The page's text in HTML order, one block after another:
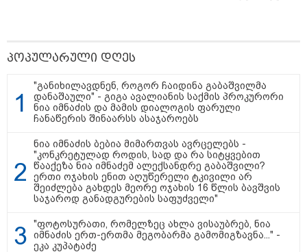
11:36 / 08-08-2026
პოპულარული დღეს
"განიხილავდნენ, როგორ ჩაიდინა გაბაშვილმა
დანაშაული" - გიგა ავალიანის საქმის პროკურორი
ნია იმნაძის და მამის დიალოგის ფარული
ჩანაწერის შინაარსს ასაჯაროებს
ნია იმნაძის ბებია მიმართვას ავრცელებს -
"კონკრეტულად როდის, სად და რა სიტყვებით
წააქეზა ნია იმნაძემ ალექსანდრე გაბაშვილი?
ერთი ოჯახის ენით აღუწერელი ტკივილი არ
შეიძლება გახდეს მეორე ოჯახის 16 წლის ბავშვის
საჯაროდ განადგურების საფუძველი"
"ფოტოსურათი, რომელზეც ახლა ვისაუბრებ, ნია
იმნაძის ერთ-ერთმა მეგობარმა გამომიგზავნა..." -
ეკა კუპატაძე